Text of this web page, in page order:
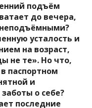
подъём
до вечера,
усталость и
на возраст,
не те». Но что,
паспортном
и
о себе?
последние